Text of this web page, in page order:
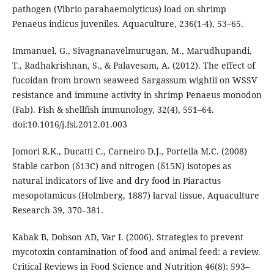
pathogen (Vibrio parahaemolyticus) load on shrimp
Penaeus indicus juveniles. Aquaculture, 236(1-4), 53–65.
Immanuel, G., Sivagnanavelmurugan, M., Marudhupandi,
T., Radhakrishnan, S., & Palavesam, A. (2012). The effect of
fucoidan from brown seaweed Sargassum wightii on WSSV
resistance and immune activity in shrimp Penaeus monodon
(Fab). Fish & shellfish immunology, 32(4), 551–64.
doi:10.1016/j.fsi.2012.01.003
Jomori R.K., Ducatti C., Carneiro D.J., Portella M.C. (2008)
Stable carbon (δ13C) and nitrogen (δ15N) isotopes as
natural indicators of live and dry food in Piaractus
mesopotamicus (Holmberg, 1887) larval tissue. Aquaculture
Research 39, 370–381.
Kabak B, Dobson AD, Var I. (2006). Strategies to prevent
mycotoxin contamination of food and animal feed: a review.
Critical Reviews in Food Science and Nutrition 46(8): 593–